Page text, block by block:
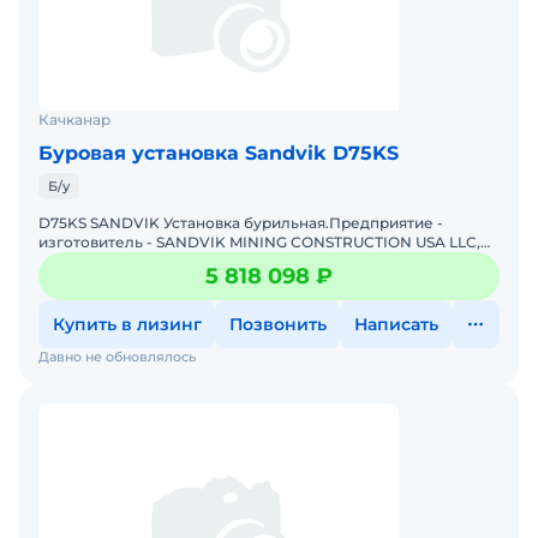
Качканар
Буровая установка Sandvik D75KS
Б/у
D75KS SANDVIK Установка бурильная.Предприятие -
изготовитель - SANDVIK MINING CONSTRUCTION USA LLC,
США. Цвет белый. Мощность двигателя - 485 кВт (659,6 л.с).
К
5 818 098 ₽
Купить в лизинг Позвонить Написать
Давно не обновлялось